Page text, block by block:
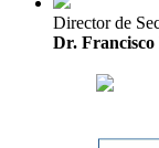
Director de
Dr. Francisco